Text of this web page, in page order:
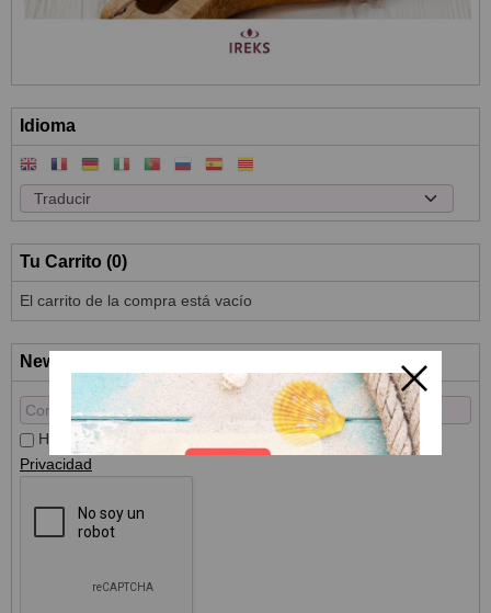
Idioma
Tu Carrito (0)
El carrito de la compra está vacío
Newsletter
He leído y acepto el Tratamiento de datosy laPolítica de
Privacidad